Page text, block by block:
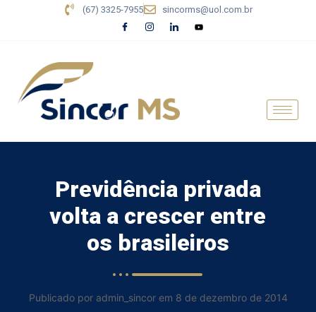
(67) 3325-7955 sincorms@uol.com.br
Previdência privada
volta a crescer entre
os brasileiros
Publicado por admin_sincor em 8 de dezembro de 2014